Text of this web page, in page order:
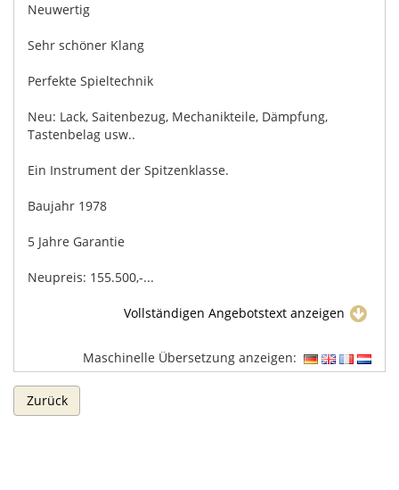
Neuwertig
Sehr schöner Klang
Perfekte Spieltechnik
Neu: Lack, Saitenbezug, Mechanikteile, Dämpfung,
Tastenbelag usw..
Ein Instrument der Spitzenklasse.
Baujahr 1978
5 Jahre Garantie
Neupreis: 155.500,-...
Vollständigen Angebotstext anzeigen
Maschinelle Übersetzung anzeigen:
Zurück